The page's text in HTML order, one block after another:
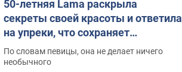
50-летняя Lama раскрыла
секреты своей красоты и ответила
на упреки, что сохраняет
молодость, ведь у нее нет детей
По словам певицы, она не делает ничего
необычного